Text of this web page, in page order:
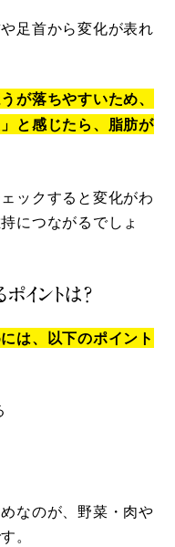
足首から変化が表れ
が落ちやすいため、
と感じたら、脂肪が
ックすると変化がわ
につながるでしょ
イントは？
は、以下のポイント
なのが、野菜・肉や
。